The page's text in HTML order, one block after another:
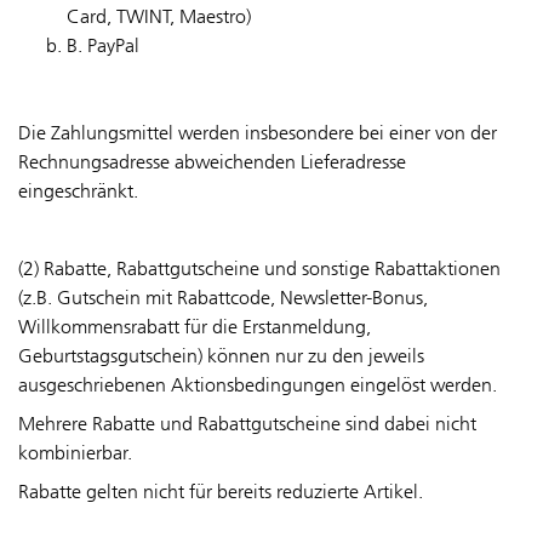
Card, TWINT, Maestro)
B. PayPal
Die Zahlungsmittel werden insbesondere bei einer von der
Rechnungsadresse abweichenden Lieferadresse
eingeschränkt.
(2) Rabatte, Rabattgutscheine und sonstige Rabattaktionen
(z.B. Gutschein mit Rabattcode, Newsletter-Bonus,
Willkommensrabatt für die Erstanmeldung,
Geburtstagsgutschein) können nur zu den jeweils
ausgeschriebenen Aktionsbedingungen eingelöst werden.
Mehrere Rabatte und Rabattgutscheine sind dabei nicht
kombinierbar.
Rabatte gelten nicht für bereits reduzierte Artikel.